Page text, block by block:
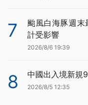
7
颱風白海豚週
計受影響
2026/8/6 19:39
8 中國出入境新規
2026/8/5 12:35